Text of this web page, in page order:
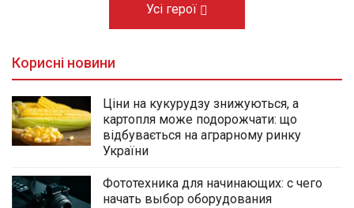
Усі герої
Корисні новини
Ціни на кукурудзу знижуються, а
картопля може подорожчати: що
відбувається на аграрному ринку
України
Фототехника для начинающих: с чего
начать выбор оборудования